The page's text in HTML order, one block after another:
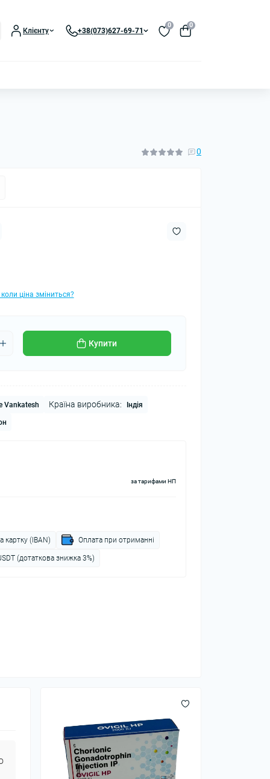
Клієнту +38(073)627-69-71
0 0
0
ціна зміниться?
Купити
Vankatesh Країна виробника: Індія
за тарифами НП
картку (IBAN) Оплата при отриманні
(дотаткова знижка 3%)